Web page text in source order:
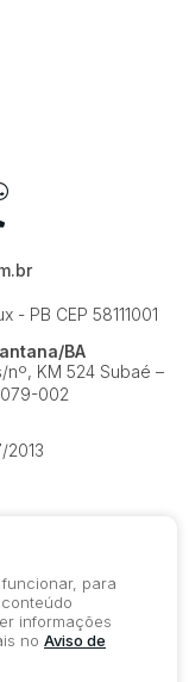
- PB CEP 58111001
BA
nº, KM 524Subaé –
002
2013
reservados
para
informações
no Aviso de